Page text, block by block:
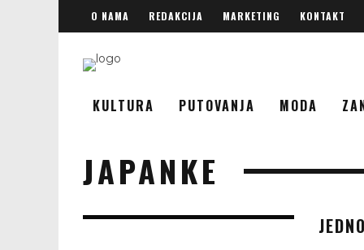
O NAMA REDAKCIJA MARKETING KONTAKT
KULTURA PUTOVANJA MODA
JAPANKE